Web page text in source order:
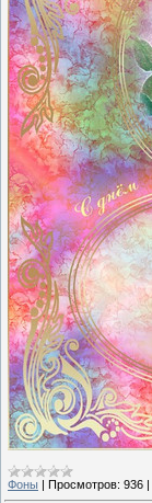
Фоны | Просмотров: 936 |